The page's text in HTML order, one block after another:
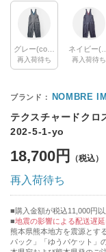
再入荷待ち 再入荷待ち
NOMBRE
テクスチャードク
202-5-1-yo
18,700円
再入荷待ち
購入金額が税込11,000円
地震の影響による配送遅
熊本県熊本地方を震源とす
パック」「ゆうパケット」